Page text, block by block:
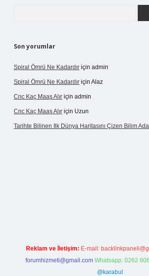
Son yorumlar
Spiral Ömrü Ne Kadardır için admin
Spiral Ömrü Ne Kadardır için Alaz
Cnc Kaç Maaş Alır için admin
Cnc Kaç Maaş Alır için Uzun
Tarihte Bilinen Ilk Dünya Haritasını Çizen Bilim
Reklam ve İletişim: E-mail:
forumhizmeti@gmail.com Whatsapp: 0262
@karabul